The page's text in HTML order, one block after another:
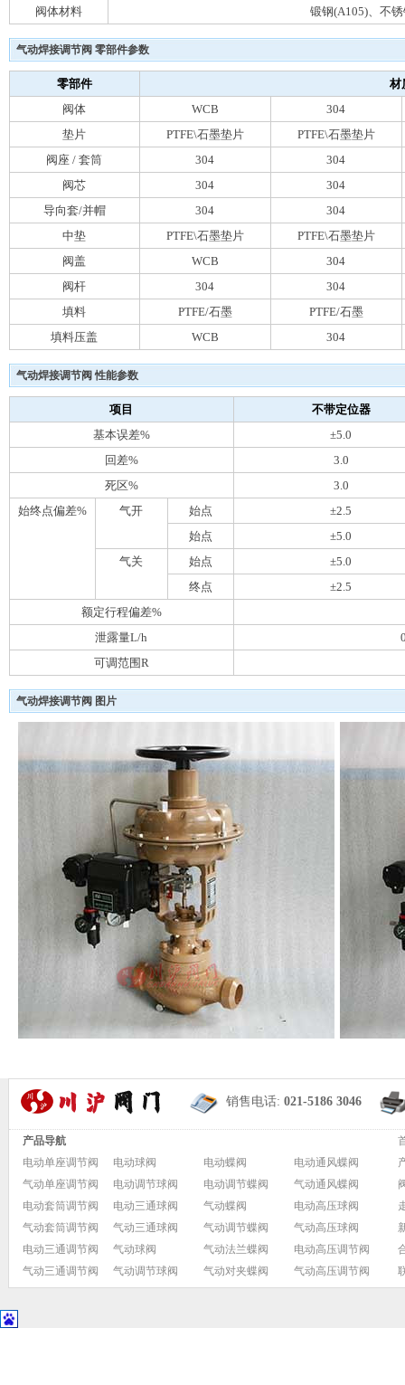
阀体材料
锻钢(A105)、不
气动焊接调节阀 零部件参数
零部件
材
阀体
WCB
304
垫片
PTFE\石墨垫片
PTFE\石墨垫片
阀座 / 套筒
304
304
阀芯
304
304
导向套/并帽
304
304
中垫
PTFE\石墨垫片
PTFE\石墨垫片
阀盖
WCB
304
阀杆
304
304
填料
PTFE/石墨
PTFE/石墨
填料压盖
WCB 304
气动焊接调节阀 性能参数
项目
不带定位器
基本误差%
±5.0
回差%
3.0
死区%
3.0
始终点偏差%
气开 始点
±2.5
始点
±5.0
气关
始点
±5.0
终点
±2.5
额定行程偏差%
泄露量L/h
可调范围R
气动焊接调节阀 图片
销售电话: 021-5186 3046
产品导航
电动单座调节阀
气动单座调节阀
电动套筒调节阀
气动套筒调节阀
电动三通调节阀
气动三通调节阀
电动球阀
电动调节球阀
电动三通球阀
气动三通球阀
气动球阀
气动调节球阀
电动蝶阀
电动调节蝶阀
气动蝶阀
气动调节蝶阀
气动法兰蝶阀
气动对夹蝶阀
电动通风蝶阀
气动通风蝶阀
电动高压球阀
气动高压球阀
电动高压调节阀
气动高压调节阀